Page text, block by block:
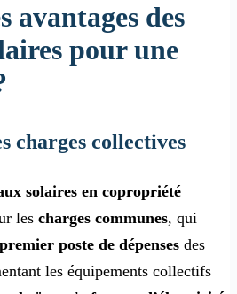
avantages des
pour une
charges collectives
solaires en copropriété
les charges communes, qui
premier poste de dépenses des
les équipements collectifs